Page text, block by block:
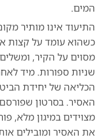
המים.
התיעוד אינו מותיר
כשהוא עומד על קצות
מסוים על הקיר,
שניות ספורות. מיד
הכליאה של יחידת
האסיר. בסרטון
מצוידים במיגון מלא,
את האסיר ומובילים